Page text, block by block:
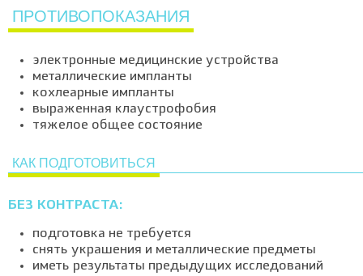
ПРОТИВОПОКАЗАНИЯ
электронные медицинские устройства
металлические импланты
кохлеарные импланты
выраженная клаустрофобия
тяжелое общее состояние
КАК ПОДГОТОВИТЬСЯ
БЕЗ КОНТРАСТА:
подготовка не требуется
снять украшения и металлические предметы
иметь результаты предыдущих исследований